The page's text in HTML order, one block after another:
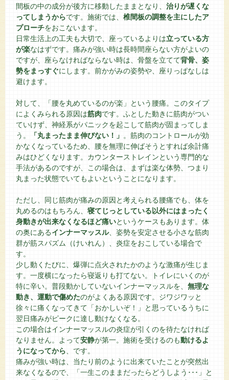
間板の中の成分が後方に移動したままとなり、治りが遅くな
ってしまうからです。施術では、椎間板の調整を主にしたア
プローチをおこないます。
日常生活上の工夫も大切で、座っているよりは立っている方
が楽なはずです。痛みが強い時は長時間座らない方がよいの
ですが、座らなければならない時は、骨盤を立てて背骨、姿
勢をまっすぐにします。前かがみの姿勢や、座りっぱなしは
避けます。
対して、「腰を丸めているのが楽」という腰痛。このタイプ
によくみられる原因は筋肉です。ふとした動きに筋肉がつい
ていけず、神経系がパニックを起こして筋肉が固まってしま
う。
「丸まったまま伸びない！」 。筋肉のコントロールが効
かなくなっているため、腰を無理に伸ばそうとすれば余計痛
みはひどくなります。カウンターストレインという専門的な
手法があるのですが、この場合は、まずは楽な体勢、つまり
丸まった状態でいてもよいということになります。
ただし、同じ筋肉が痛みの原因と考えられる腰痛でも、体を
丸めるのはもちろん、寝てじっとしている以外にはまったく
身動きが出来なくなるほど痛いというケースもあります。体
の奥にあるインナーマッスル、姿勢を安定させる小さな筋肉
群が筋スパズム（けいれん）、炎症をおこしている場合で
す。
少し動くたびに、爆弾に点火されたかのような激痛が生じま
す。一度横になったら寝返りも打てない。トイレにいくのが
特に辛い。普段動かしていないインナーマッスルを、無理な
動き、運動で傷めたのがよくある原因です。ジワジワッと
徐々に痛くなってきて「おかしいぞ！」と思っているうちに
翌日痛みがピークに達し動けなくなる。
この場合はインナーマッスルの炎症が引くのを待たなければ
なりません。よって安静が第一。施術を受けるのも動けるよ
うになってから 、です。
痛みが強い時は、当たり前のように出来ていたことが突然出
来なくなるので、「一生このままだったらどうしよう･･･」と